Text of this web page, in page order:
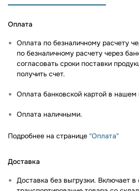
Оплата
Оплата по безналичному расчету
по безналичному расчету через
согласовать сроки поставки
получить счет.
Оплата банковской картой в
Оплата наличными.
Подробнее на странице "Оплата"
Доставка
Доставка без выгрузки. Включает в